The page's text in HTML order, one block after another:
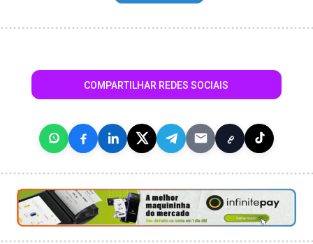
COMPARTILHAR REDES SOCIAIS